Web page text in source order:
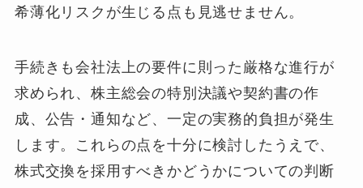
希薄化リスクが生じる点も見逃せません。
手続きも会社法上の要件に則った厳格な進行が
求められ、株主総会の特別決議や契約書の作
成、公告・通知など、一定の実務的負担が発生
します。これらの点を十分に検討したうえで、
株式交換を採用すべきかどうかについての判断